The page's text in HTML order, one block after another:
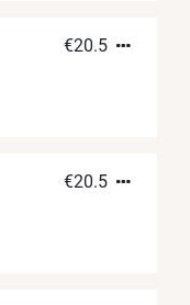
€20.5
€20.5